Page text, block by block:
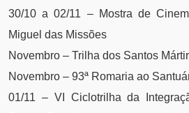
30/10 a 02/11 – Mostra de
Miguel das Missões
Novembro – Trilha dos Santos
Novembro – 93ª Romaria ao
01/11 – VI Ciclotrilha da